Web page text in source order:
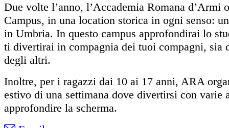
Due volte l’anno, l’Accademia Romana d’Armi
Campus, in una location storica in ogni senso:
in Umbria. In questo campus approfondirai lo
ti divertirai in compagnia dei tuoi compagni, sia
degli altri.
Inoltre, per i ragazzi dai 10 ai 17 anni, ARA
estivo di una settimana dove divertirsi con varie
approfondire la scherma.